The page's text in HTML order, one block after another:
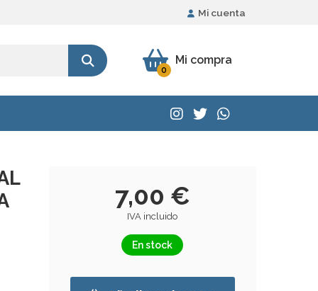
Mi cuenta
Mi compra
0
7,00 €
IVA incluido
En stock